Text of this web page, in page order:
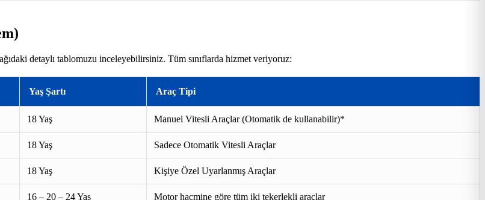
detaylı tablomuzu inceleyebilirsiniz. Tüm sınıflarda hizmet veriyoruz:
Yaş Şartı Araç Tipi
18 Yaş Manuel Vitesli Araçlar (Otomatik de kullanabilir)*
18 Yaş Sadece Otomatik Vitesli Araçlar
18 Yaş Kişiye Özel Uyarlanmış Araçlar
16 – 20 – 24 Yaş Motor hacmine göre tüm iki tekerlekli araçlar